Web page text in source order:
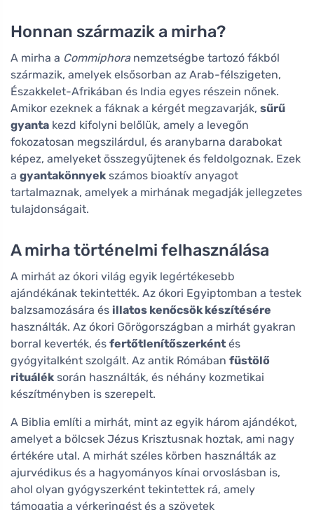
Honnan származik a mirha?
A mirha a Commiphoranemzetségbe tartozó fákból
származik, amelyek elsősorban az Arab-félszigeten,
Északkelet-Afrikában és India egyes részein nőnek.
Amikor ezeknek a fáknak a kérgét megzavarják, sűrű
gyanta kezd kifolyni belőlük, amely a levegőn
fokozatosan megszilárdul, és aranybarna darabokat
képez, amelyeket összegyűjtenek és feldolgoznak. Ezek
a gyantakönnyek számos bioaktív anyagot
tartalmaznak, amelyek a mirhának megadják jellegzetes
tulajdonságait.
A mirha történelmi felhasználása
A mirhát az ókori világ egyik legértékesebb
ajándékának tekintették. Az ókori Egyiptomban a testek
balzsamozására és illatos kenőcsök készítésére
használták. Az ókori Görögországban a mirhát gyakran
borral keverték, és fertőtlenítőszerként és
gyógyitalként szolgált. Az antik Rómában füstölő
rituálék során használták, és néhány kozmetikai
készítményben is szerepelt.
A Biblia említi a mirhát, mint az egyik három ajándékot,
amelyet a bölcsek Jézus Krisztusnak hoztak, ami nagy
értékére utal. A mirhát széles körben használták az
ajurvédikus és a hagyományos kínai orvoslásban is,
ahol olyan gyógyszerként tekintettek rá, amely
támogatja a vérkeringést és a szövetek